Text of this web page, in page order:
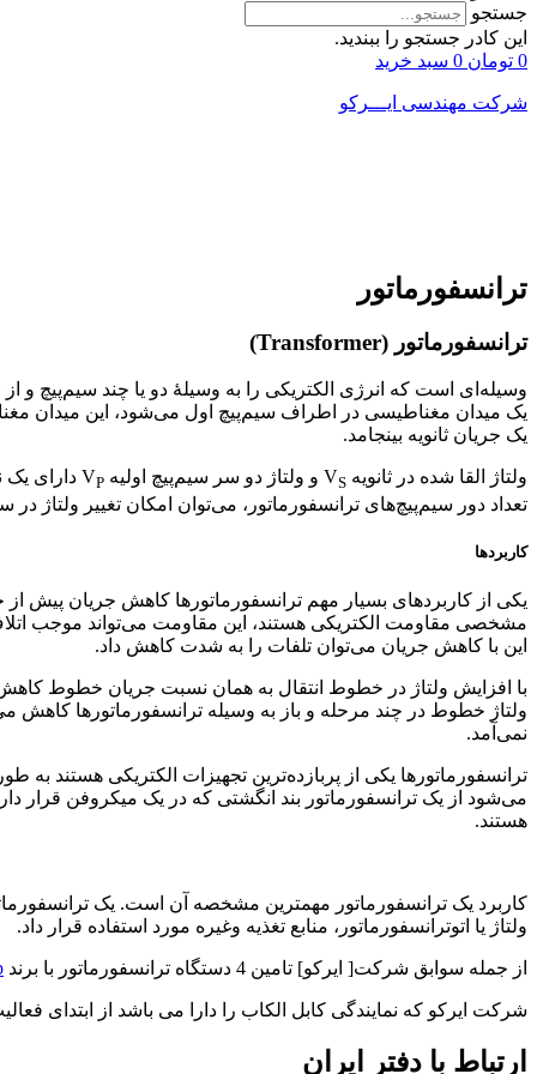
جستجو
این کادر جستجو را ببندید.
0 تومان 0 سبد خرید
شرکت مهندسی ایـــرکو
ترانسفورماتور
ترانسفورماتور (Transformer)
وسیله‌ای است که انرژی الکتریکی را به وسیلهٔ دو یا چند سیم‌پیچ و
یک میدان مغناطیسی در اطراف سیم‌پیچ اول می‌شود، این میدان
یک جریان ثانویه بینجامد.
ولتاژ القا شده در ثانویه V S و ولتاژ دو سر سیم‌پیچ اولیه V P
دارای یک
تعداد دور سیم‌پیچ‌های ترانسفورماتور، می‌توان امکان تغییر ولتاژ در
کاربردها
یکی از کاربردهای بسیار مهم ترانسفورماتورها کاهش جریان پیش
مشخصی مقاومت الکتریکی هستند، این مقاومت می‌تواند موجب
این با کاهش جریان می‌توان تلفات را به شدت کاهش داد.
با افزایش ولتاژ در خطوط انتقال به همان نسبت جریان خطوط کاهش
ولتاژ خطوط در چند مرحله و باز به وسیله ترانسفورماتورها کاهش
نمی‌آمد.
می‌شود از یک ترانسفورماتور بند انگشتی که در یک میکروفن قرار
هستند.
کاربرد یک ترانسفورماتور مهمترین مشخصه آن است. یک
ولتاژ یا اتوترانسفورماتور، منابع تغذیه وغیره مورد استفاده قرار داد.
از جمله سوابق شرکت[ ایرکو] تامین 4 دستگاه ترانسفورماتور با برند F
شرکت ایرکو که نمایندگی کابل الکاب را دارا می باشد از ابتدای
ارتباط با دفتر ایران